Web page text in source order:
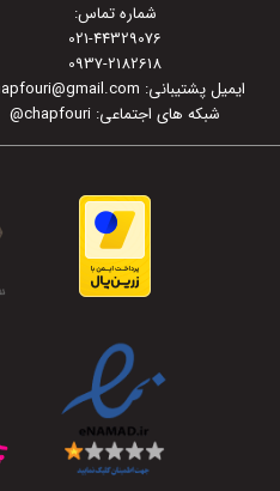
شماره تماس:
021-44329076
0937-2182618
ایمیل پشتیبانی: chapfouri@gmail.com
شبکه های اجتماعی: chapfouri
@